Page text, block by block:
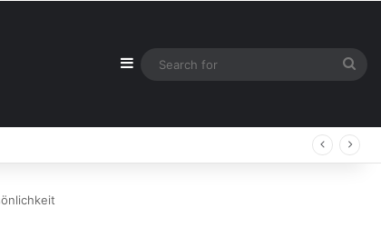
Sidebar